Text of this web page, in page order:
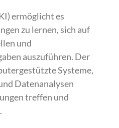
ermöglicht es
zu lernen, sich auf
und
auszuführen. Der
Systeme,
Datenanalysen
treffen und